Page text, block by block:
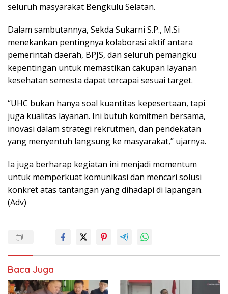
seluruh masyarakat Bengkulu Selatan.
Dalam sambutannya, Sekda Sukarni S.P., M.Si
menekankan pentingnya kolaborasi aktif antara
pemerintah daerah, BPJS, dan seluruh pemangku
kepentingan untuk memastikan cakupan layanan
kesehatan semesta dapat tercapai sesuai target.
“UHC bukan hanya soal kuantitas kepesertaan, tapi
juga kualitas layanan. Ini butuh komitmen bersama,
inovasi dalam strategi rekrutmen, dan pendekatan
yang menyentuh langsung ke masyarakat,” ujarnya.
Ia juga berharap kegiatan ini menjadi momentum
untuk memperkuat komunikasi dan mencari solusi
konkret atas tantangan yang dihadapi di lapangan.
(Adv)
Baca Juga